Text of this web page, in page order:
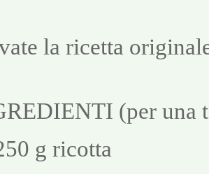
la ricetta
(per una
g ricotta